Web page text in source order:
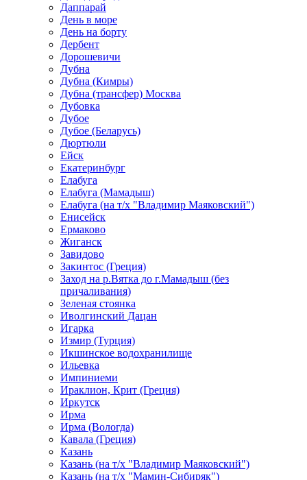
Даппарай
День в море
День на борту
Дербент
Дорошевичи
Дубна
Дубна (Кимры)
Дубна (трансфер) Москва
Дубовка
Дубое
Дубое (Беларусь)
Дюртюли
Ейск
Екатеринбург
Елабуга
Елабуга (Мамадыш)
Елабуга (на т/х "Владимир Маяковский")
Енисейск
Ермаково
Жиганск
Завидово
Закинтос (Греция)
Заход на р.Вятка до г.Мамадыш (без
причаливания)
Зеленая стоянка
Иволгинский Дацан
Игарка
Измир (Турция)
Икшинское водохранилище
Ильевка
Импиниеми
Ираклион, Крит (Греция)
Иркутск
Ирма
Ирма (Вологда)
Кавала (Греция)
Казань
Казань (на т/х "Владимир Маяковский")
Казань (на т/х "Мамин-Сибиряк")